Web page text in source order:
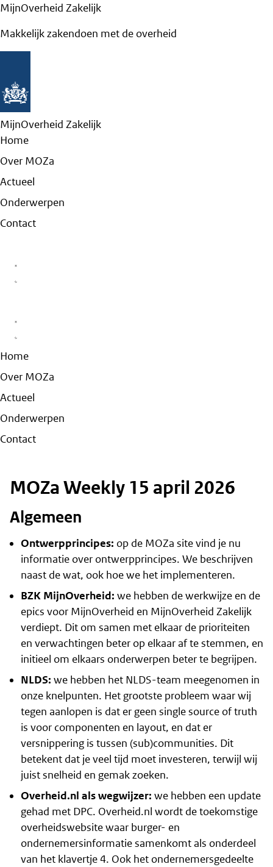
MijnOverheid Zakelijk
Makkelijk zakendoen met de overheid
MijnOverheid Zakelijk
Home
Over MOZa
Actueel
Onderwerpen
Contact
Home
Over MOZa
Actueel
Onderwerpen
Contact
MOZa Weekly 15 april 2026
Algemeen
Ontwerpprincipes: op de MOZa site vind je nu
informatie over ontwerpprincipes. We beschrijven
naast dewat, ook hoewe het implementeren.
BZK MijnOverheid: we hebben de werkwijze en de
epics voor MijnOverheid en MijnOverheid Zakelijk
verdiept. Dit om samen met elkaar de prioriteiten
en verwachtingen beter op elkaar af te stemmen, en
initieel om elkaars onderwerpen beter te begrijpen.
NLDS: we hebben het NLDS-team meegenomen in
onze knelpunten. Het grootste probleem waar wij
tegen aanlopen is dat er geen single source of truth
is voor componenten en layout, en dat er
versnippering is tussen (sub)communities. Dit
betekent dat je veel tijd moet investeren, terwijl wij
juist snelheid en gemak zoeken.
Overheid.nl als wegwijzer: we hebben een update
gehad met DPC. Overheid.nl wordt de toekomstige
overheidswebsite waar burger- en
ondernemersinformatie samenkomt als onderdeel
van het klavertje 4. Ook het ondernemersgedeelte